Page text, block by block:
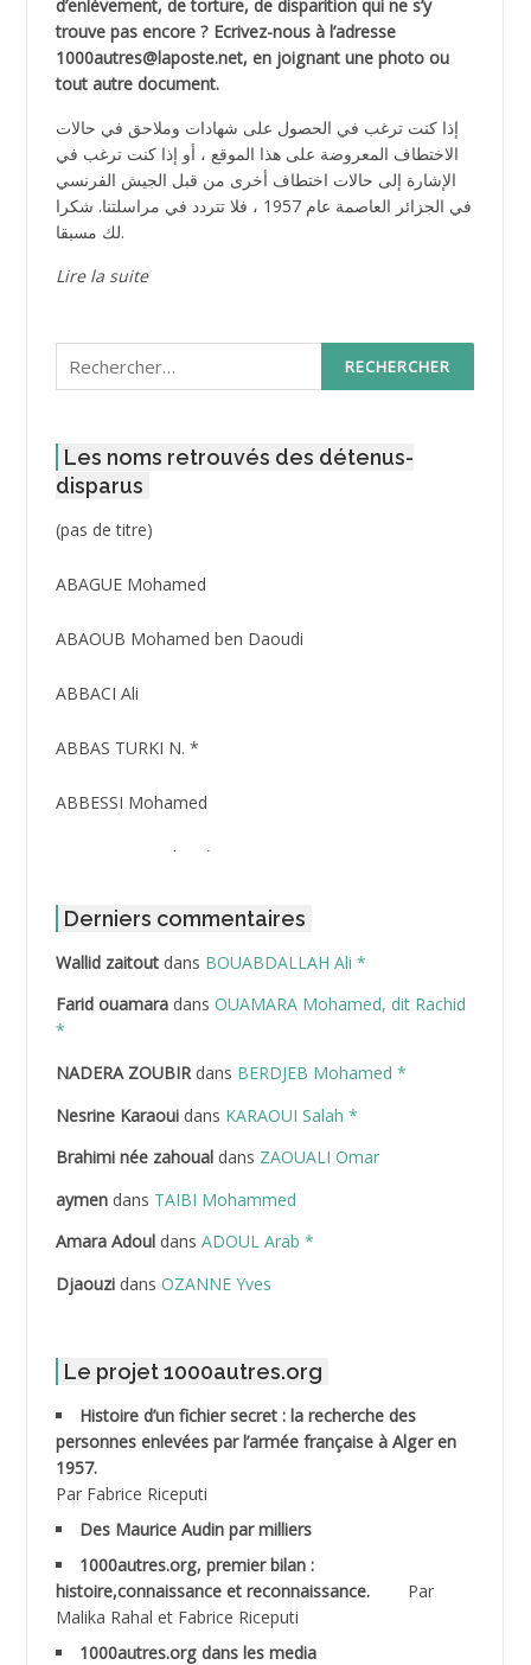
d’enlèvement, de torture, de disparition qui ne s’y
trouve pas encore ? Ecrivez-nous à l’adresse
1000autres@laposte.net, en joignant une photo ou
tout autre document.
إذا كنت ترغب في الحصول على شهادات وملاحق في حالات
الاختطاف المعروضة على هذا الموقع ، أو إذا كنت ترغب في
الإشارة إلى حالات اختطاف أخرى من قبل الجيش الفرنسي
في الجزائر العاصمة عام 1957 ، فلا تتردد في مراسلتنا. شكرا
لك مسبقا.
Lire la suite
Rechercher :
Les noms retrouvés des détenus-
disparus
(pas de titre)Post
3416
ABAGUE Mohamed
ABAOUB Mohamed ben Daoudi
ABBACI Ali
ABBAS TURKI N. *
ABBESSI Mohamed
ABBOUR Azzedine *
ABDAT Amar
ABDEDDAIM Hamid
ABDELAZIZ Mohamed
ABDELHAFID Lakhdar
ABDELLI Mohamed
ABDELLI Mohamed *
ABDELMOUMENE Ahmed
ABDESMED Mohamed ben Kaddour
ABDESSELAMI Kouider
ABDESSLEM Ahmed dit le Coiffeur
ABDOUDOU
Derniers commentaires
Wallid zaitoutdans BOUABDALLAH Ali *
Farid ouamaradans OUAMARA Mohamed, dit Rachid
*
NADERA ZOUBIRdans BERDJEB Mohamed *
Nesrine Karaouidans KARAOUI Salah *
Brahimi née zahoualdans ZAOUALI Omar
aymendans TAIBI Mohammed
Amara Adouldans ADOUL Arab *
Djaouzidans OZANNE Yves
Le projet 1000autres.org
Histoire d’un fichier secret : la recherche des
personnes enlevées par l’armée française à Alger en
1957.
Par Fabrice Riceputi
Des Maurice Audin par milliers
1000autres.org, premier bilan :
histoire,connaissance et reconnaissance.
Par
Malika Rahal et Fabrice Riceputi
1000autres.org dans les media